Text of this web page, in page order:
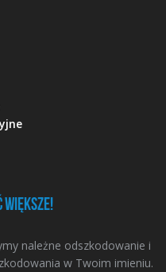
większe!
należne odszkodowanie i
w Twoim imieniu.